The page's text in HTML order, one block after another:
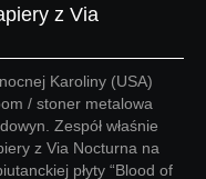
z Via
Karoliny (USA)
/ stoner metalowa
Zespół właśnie
z Via Nocturna na
płyty “Blood of